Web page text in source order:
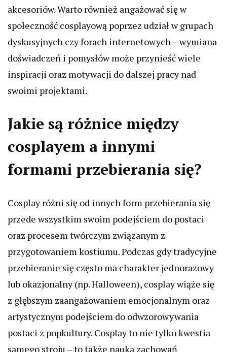
akcesoriów. Warto również angażować się w
społeczność cosplayową poprzez udział w grupach
dyskusyjnych czy forach internetowych – wymiana
doświadczeń i pomysłów może przynieść wiele
inspiracji oraz motywacji do dalszej pracy nad
swoimi projektami.
Jakie są różnice między
cosplayem a innymi
formami przebierania się?
Cosplay różni się od innych form przebierania się
przede wszystkim swoim podejściem do postaci
oraz procesem twórczym związanym z
przygotowaniem kostiumu. Podczas gdy tradycyjne
przebieranie się często ma charakter jednorazowy
lub okazjonalny (np. Halloween), cosplay wiąże się
z głębszym zaangażowaniem emocjonalnym oraz
artystycznym podejściem do odwzorowywania
postaci z popkultury. Cosplay to nie tylko kwestia
samego stroju – to także nauka zachowań